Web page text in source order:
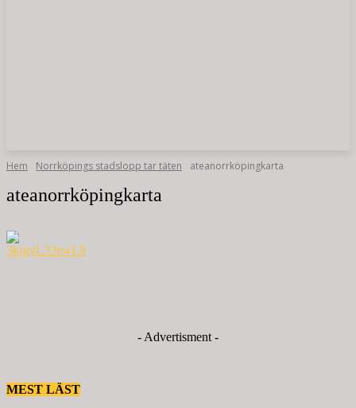
Hem Norrköpings stadslopp tar täten ateanorrköpingkarta
ateanorrköpingkarta
- Advertisment -
MEST LÄST